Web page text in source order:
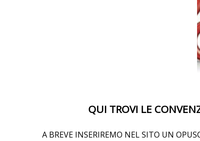
QUI TROVI LE
A BREVE INSERIREMO NEL SITO UN